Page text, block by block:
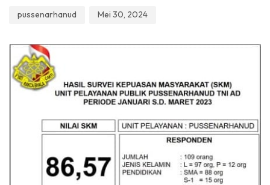
pussenarhanud Mei 30, 2024